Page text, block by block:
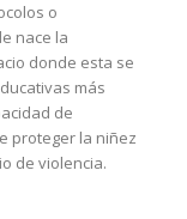
o
nace la
donde esta se
más
de
proteger la niñez
de violencia.